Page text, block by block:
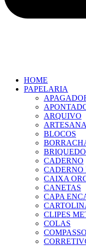
HOME
PAPELARIA
ARQUIVO
BLOCOS
CADERNO
CADERNO
CAIXA
CANETAS
CAPA
CLIPES
COLAS